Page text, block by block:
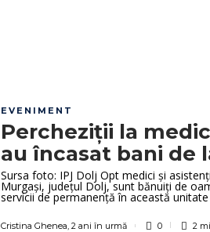
EVENIMENT
Percheziții la
au încasat bani de
Sursa foto: IPJ Dolj Opt medici și
Murgași, județul Dolj, sunt bănuiți de
servicii de permanență în această
Cristina Ghenea, 2 ani în urmă 0 2